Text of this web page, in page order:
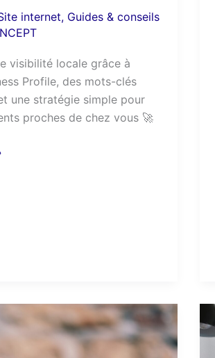
internet, Guides & conseils
visibilité locale grâce à
Profile, des mots-clés
une stratégie simple pour
proches de chez vous 🚀